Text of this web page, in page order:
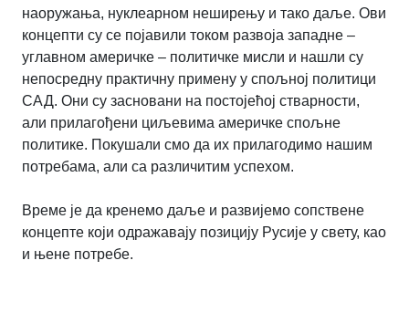
наоружања, нуклеарном неширењу и тако даље. Ови
концепти су се појавили током развоја западне –
углавном америчке – политичке мисли и нашли су
непосредну практичну примену у спољној политици
САД. Они су засновани на постојећој стварности,
али прилагођени циљевима америчке спољне
политике. Покушали смо да их прилагодимо нашим
потребама, али са различитим успехом.
Време је да кренемо даље и развијемо сопствене
концепте који одражавају позицију Русије у свету, као
и њене потребе.